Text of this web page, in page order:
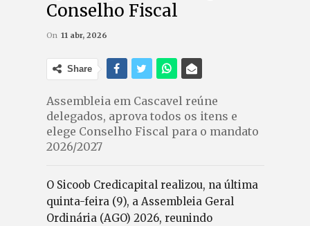
Conselho Fiscal
On 11 abr, 2026
Share
Assembleia em Cascavel reúne
delegados, aprova todos os itens e
elege Conselho Fiscal para o mandato
2026/2027
O Sicoob Credicapital realizou, na última
quinta-feira (9), a Assembleia Geral
Ordinária (AGO) 2026, reunindo